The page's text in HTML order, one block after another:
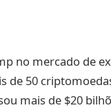
no mercado de
de 50
mais de $20